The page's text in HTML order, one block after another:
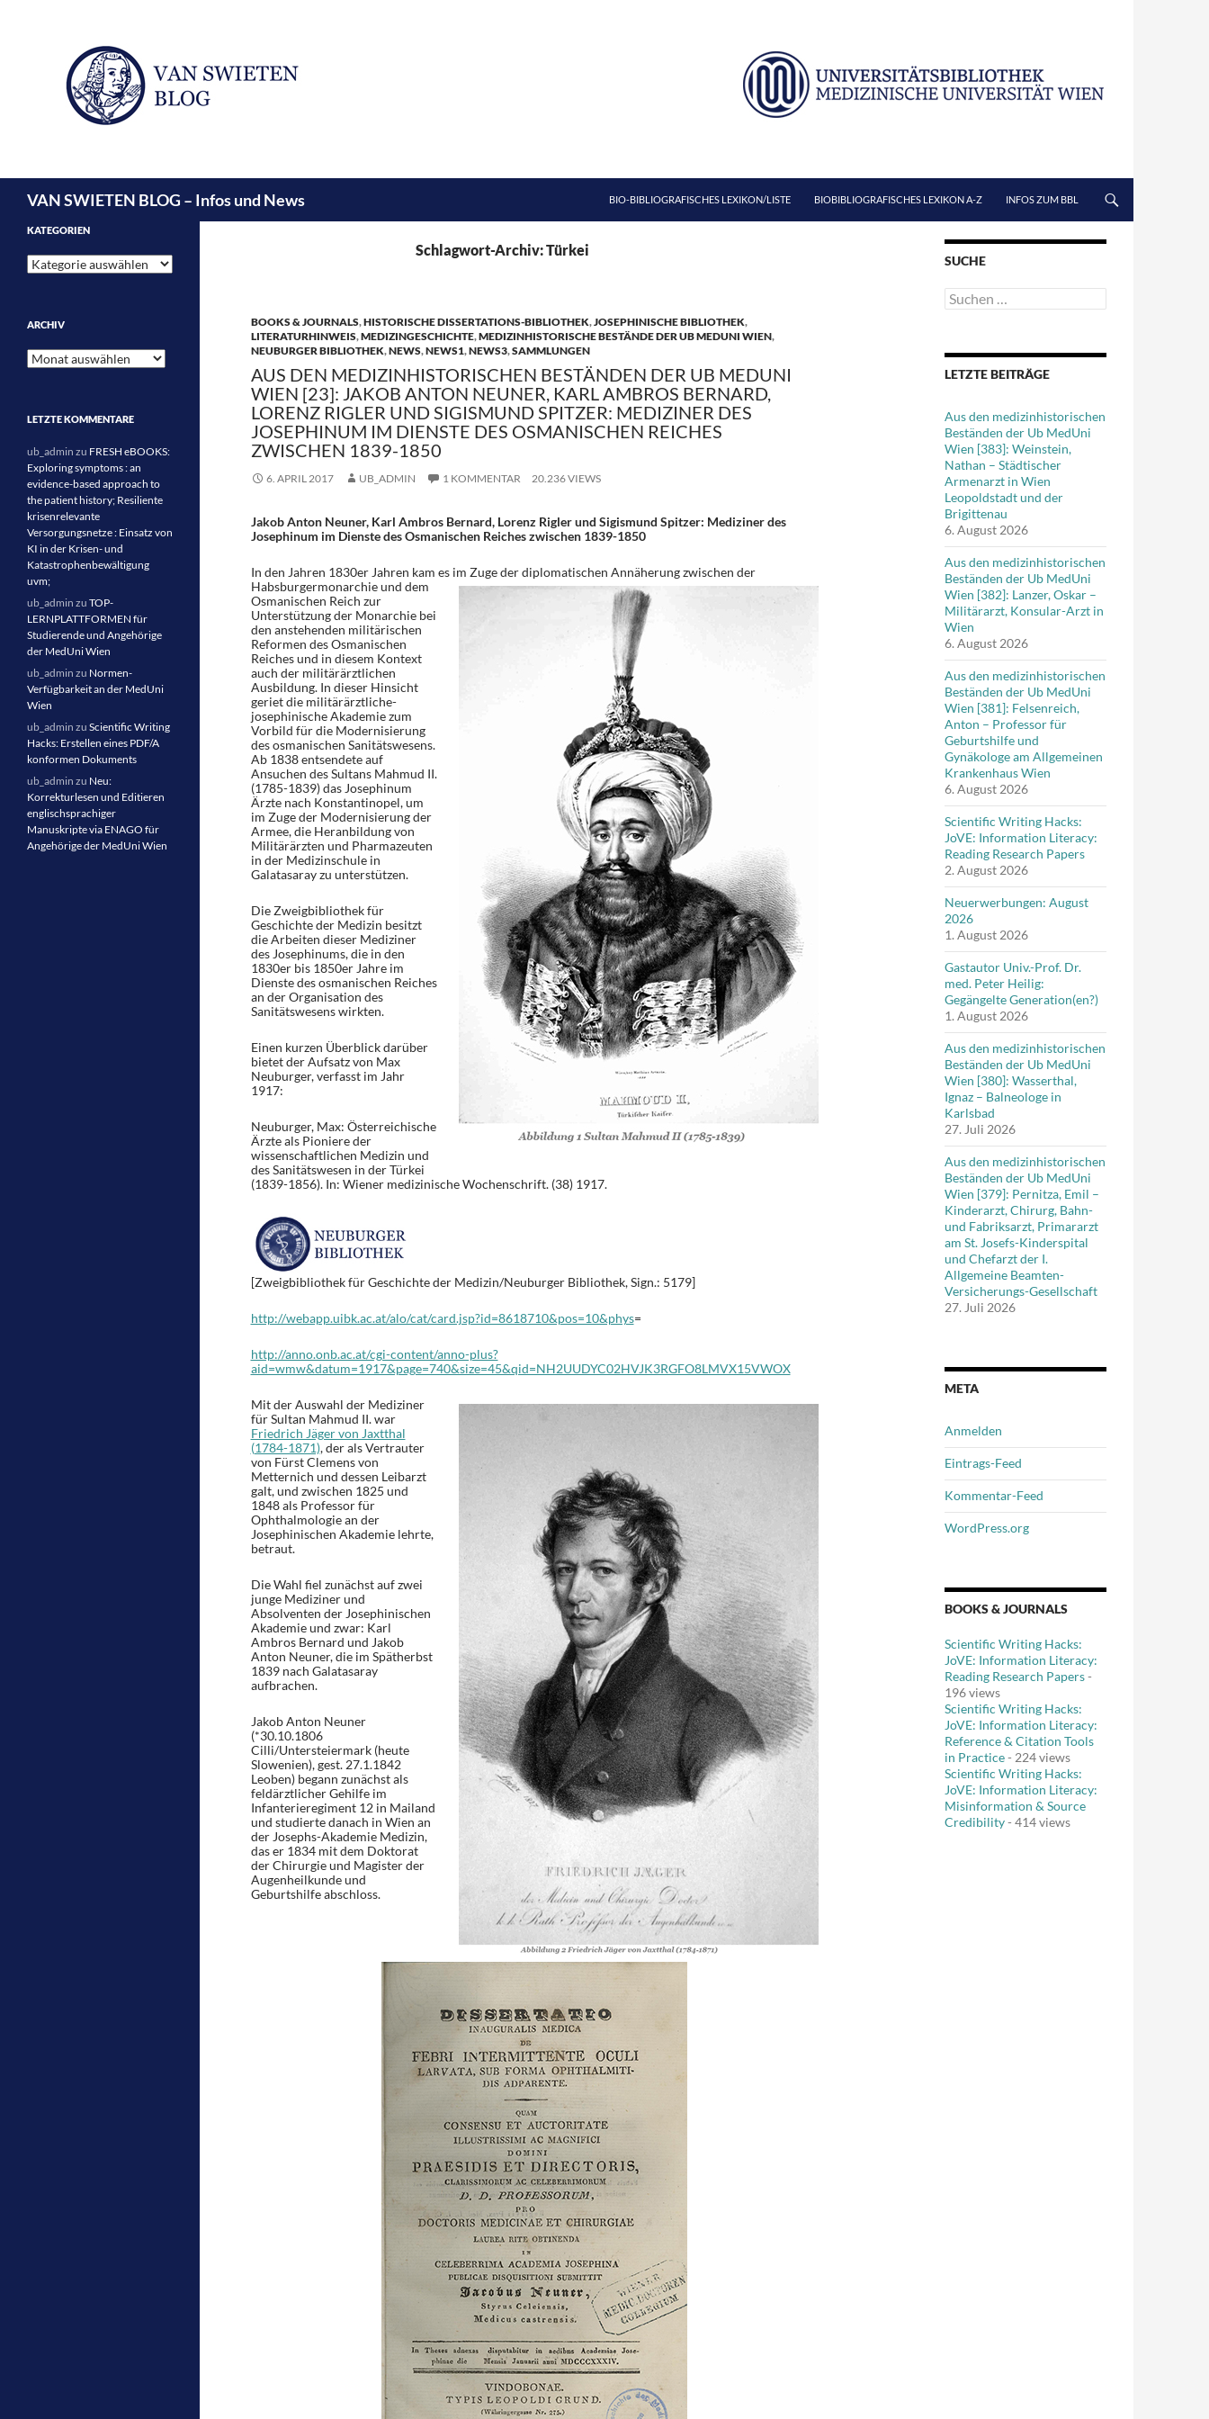
VAN SWIETEN BLOG – Infos und News
BIO-BIBLIOGRAFISCHES LEXIKON/LISTE
BIOBIBLIOGRAFISCHES LEXIKON A-Z INFOS ZUM BBL
Schlagwort-Archiv: Türkei
BOOKS & JOURNALS,HISTORISCHE DISSERTATIONS-BIBLIOTHEK,JOSEPHINISCHE BIBLIOTHEK,
LITERATURHINWEIS,MEDIZINGESCHICHTE,MEDIZINHISTORISCHE BESTÄNDE DER UB MEDUNI WIEN,
NEUBURGER BIBLIOTHEK,NEWS,NEWS1,NEWS3,SAMMLUNGEN
AUS DEN MEDIZINHISTORISCHEN BESTÄNDEN DER UB MEDUNI
WIEN [23]: JAKOB ANTON NEUNER, KARL AMBROS BERNARD,
LORENZ RIGLER UND SIGISMUND SPITZER: MEDIZINER DES
JOSEPHINUM IM DIENSTE DES OSMANISCHEN REICHES
ZWISCHEN 1839-1850
6. APRIL 2017 UB_ADMIN 1 KOMMENTAR 20.236 VIEWS
Jakob Anton Neuner, Karl Ambros Bernard, Lorenz Rigler und Sigismund Spitzer: Mediziner des
Josephinum im Dienste des Osmanischen Reiches zwischen 1839-1850
In den Jahren 1830er Jahren kam es im Zuge der diplomatischen Annäherung zwischen der
Habsburgermonarchie und dem
Osmanischen Reich zur
Unterstützung der Monarchie bei
den anstehenden militärischen
Reformen des Osmanischen
Reiches und in diesem Kontext
auch der militärärztlichen
Ausbildung. In dieser Hinsicht
geriet die militärärztliche-
josephinische Akademie zum
Vorbild für die Modernisierung
des osmanischen Sanitätswesens.
Ab 1838 entsendete auf
Ansuchen des Sultans Mahmud II.
(1785-1839) das Josephinum
Ärzte nach Konstantinopel, um
im Zuge der Modernisierung der
Armee, die Heranbildung von
Militärärzten und Pharmazeuten
in der Medizinschule in
Galatasaray zu unterstützen.
Die Zweigbibliothek für
Geschichte der Medizin besitzt
die Arbeiten dieser Mediziner
des Josephinums, die in den
1830er bis 1850er Jahre im
Dienste des osmanischen Reiches
an der Organisation des
Sanitätswesens wirkten.
Einen kurzen Überblick darüber
bietet der Aufsatz von Max
Neuburger, verfasst im Jahr
1917:
Neuburger, Max: Österreichische
Ärzte als Pioniere der
wissenschaftlichen Medizin und
des Sanitätswesen in der Türkei
(1839-1856). In: Wiener medizinische Wochenschrift. (38) 1917.
[Zweigbibliothek für Geschichte der Medizin/Neuburger Bibliothek, Sign.: 5179]
http://webapp.uibk.ac.at/alo/cat/card.jsp?id=8618710&pos=10&phys=
http://anno.onb.ac.at/cgi-content/anno-plus?
aid=wmw&datum=1917&page=740&size=45&qid=NH2UUDYC02HVJK3RGFO8LMVX15VWOX
Mit der Auswahl der Mediziner
für Sultan Mahmud II. war
Friedrich Jäger von Jaxtthal
(1784-1871), der als Vertrauter
von Fürst Clemens von
Metternich und dessen Leibarzt
galt, und zwischen 1825 und
1848 als Professor für
Ophthalmologie an der
Josephinischen Akademie lehrte,
betraut.
Die Wahl fiel zunächst auf zwei
junge Mediziner und
Absolventen der Josephinischen
Akademie und zwar: Karl
Ambros Bernard und Jakob
Anton Neuner, die im Spätherbst
1839 nach Galatasaray
aufbrachen.
Jakob Anton Neuner
(*30.10.1806
Cilli/Untersteiermark (heute
Slowenien), gest. 27.1.1842
Leoben) begann zunächst als
feldärztlicher Gehilfe im
Infanterieregiment 12 in Mailand
und studierte danach in Wien an
der Josephs-Akademie Medizin,
das er 1834 mit dem Doktorat
der Chirurgie und Magister der
Augenheilkunde und
Geburtshilfe abschloss.
SUCHE
Suchen
nach:
LETZTE BEITRÄGE
Aus den medizinhistorischen
Beständen der Ub MedUni
Wien [383]: Weinstein,
Nathan – Städtischer
Armenarzt in Wien
Leopoldstadt und der
Brigittenau
6. August 2026
Aus den medizinhistorischen
Beständen der Ub MedUni
Wien [382]: Lanzer, Oskar –
Militärarzt, Konsular-Arzt in
Wien
6. August 2026
Aus den medizinhistorischen
Beständen der Ub MedUni
Wien [381]: Felsenreich,
Anton – Professor für
Geburtshilfe und
Gynäkologe am Allgemeinen
Krankenhaus Wien
6. August 2026
Scientific Writing Hacks:
JoVE: Information Literacy:
Reading Research Papers
2. August 2026
Neuerwerbungen: August
2026
1. August 2026
Gastautor Univ.-Prof. Dr.
med. Peter Heilig:
Gegängelte Generation(en?)
1. August 2026
Aus den medizinhistorischen
Beständen der Ub MedUni
Wien [380]: Wasserthal,
Ignaz – Balneologe in
Karlsbad
27. Juli 2026
Aus den medizinhistorischen
Beständen der Ub MedUni
Wien [379]: Pernitza, Emil –
Kinderarzt, Chirurg, Bahn-
und Fabriksarzt, Primararzt
am St. Josefs-Kinderspital
und Chefarzt der I.
Allgemeine Beamten-
Versicherungs-Gesellschaft
27. Juli 2026
META
Anmelden
Eintrags-Feed
Kommentar-Feed
WordPress.org
BOOKS & JOURNALS
Scientific Writing Hacks:
JoVE: Information Literacy:
Reading Research Papers-
196 views
Scientific Writing Hacks:
JoVE: Information Literacy:
Reference & Citation Tools
in Practice- 224 views
Scientific Writing Hacks:
JoVE: Information Literacy:
Misinformation & Source
Credibility- 414 views
KATEGORIEN
Kategorien
ARCHIV
Archiv
LETZTE KOMMENTARE
ub_admin zu FRESH eBOOKS:
Exploring symptoms : an
evidence-based approach to
the patient history; Resiliente
krisenrelevante
Versorgungsnetze : Einsatz von
KI in der Krisen- und
Katastrophenbewältigung
uvm;
ub_admin zu TOP-
LERNPLATTFORMEN für
Studierende und Angehörige
der MedUni Wien
ub_admin zu Normen-
Verfügbarkeit an der MedUni
Wien
ub_admin zu Scientific Writing
Hacks: Erstellen eines PDF/A
konformen Dokuments
ub_admin zu Neu:
Korrekturlesen und Editieren
englischsprachiger
Manuskripte via ENAGO für
Angehörige der MedUni Wien